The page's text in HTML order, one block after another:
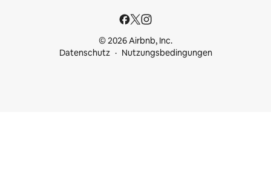
© 2026 Airbnb, Inc.
Datenschutz
Nutzungsbedingungen